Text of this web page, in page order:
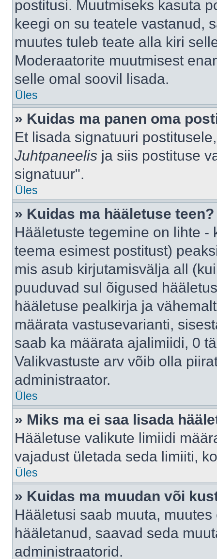
postitusi. Muutmiseks kasuta
keegi on su teatele vastanud,
muutes tuleb teate alla kiri
Moderaatorite muutmisest
selle omal soovil lisada.
Üles
» Kuidas ma panen oma
Et lisada signatuuri
Juhtpaneelis ja siis postituse
signatuur".
Üles
» Kuidas ma hääletuse teen?
Hääletuste tegemine on lihte
teema esimest postitust)
mis asub kirjutamisvälja all
puuduvad sul õigused
hääletuse pealkirja ja
määrata vastusevarianti,
saab ka määrata ajalimiidi, 0
Valikvastuste arv võib olla
administraator.
Üles
» Miks ma ei saa lisada
Hääletuse valikute limiidi
vajadust ületada seda limiiti,
Üles
» Kuidas ma muudan või
Hääletusi saab muuta,
hääletanud, saavad seda
administraatorid.